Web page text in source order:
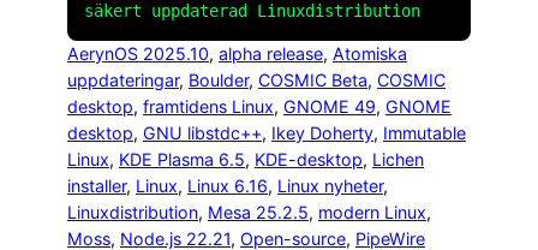
säkert uppdaterad Linuxdistribution
AerynOS 2025.10, alpha release, Atomiska
uppdateringar, Boulder, COSMIC Beta, COSMIC
desktop, framtidens Linux, GNOME 49, GNOME
desktop, GNU libstdc++, Ikey Doherty, Immutable
Linux, KDE Plasma 6.5, KDE-desktop, Lichen
installer, Linux, Linux 6.16, Linux nyheter
Linuxdistribution, Mesa 25.2.5, modern Linux
Moss, Node.js 22.21, Open-source, PipeWire